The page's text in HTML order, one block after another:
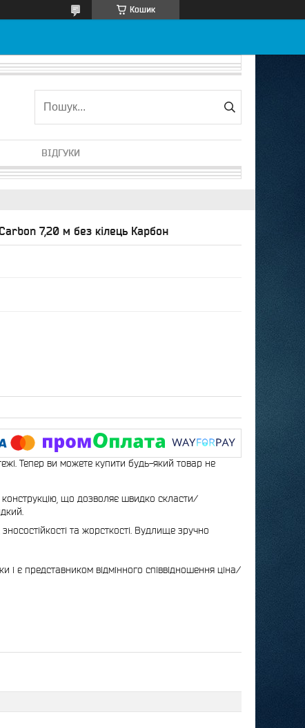
Кошик
ВІДГУКИ
7,20 м без кілець Карбон
Тепер ви можете купити будь-який товар не
що дозволяє швидко скласти/
та жорсткості. Вудлище зручно
і є представником відмінного співвідношення ціна/